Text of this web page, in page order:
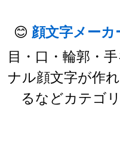
😊 顔文字メー
目・口・輪郭・
ナル顔文字が作
るなどカテゴ